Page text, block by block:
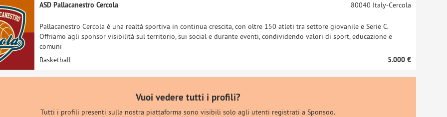
ASD Pallacanestro Cercola
Pallacanestro Cercola è una realtà sportiva in continua crescita, con oltre 150 atleti tra settore giovanile e Serie C.
Offriamo agli sponsor visibilità sul territorio, sui social e durante eventi, condividendo valori di sport, educazione e
comuni
80040 Italy-Cercola
Basketball 5.000 €
Vuoi vedere tutti i profili?
Tutti i profili presenti sulla nostra piattaforma sono visibili solo agli utenti registrati a Sponsoo.